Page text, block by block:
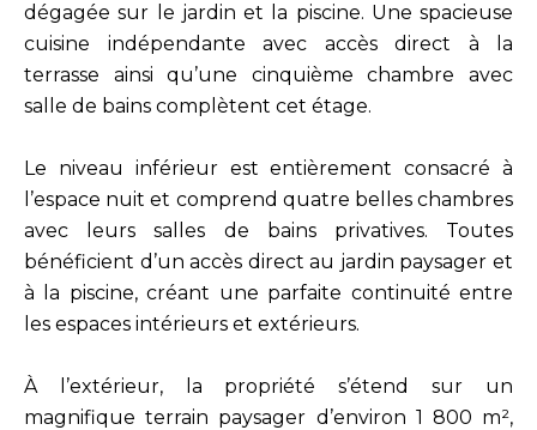
dégagée sur le jardin et la piscine. Une spacieuse
cuisine indépendante avec accès direct à la
terrasse ainsi qu’une cinquième chambre avec
salle de bains complètent cet étage.
Le niveau inférieur est entièrement consacré à
l’espace nuit et comprend quatre belles chambres
avec leurs salles de bains privatives. Toutes
bénéficient d’un accès direct au jardin paysager et
à la piscine, créant une parfaite continuité entre
les espaces intérieurs et extérieurs.
À l’extérieur, la propriété s’étend sur un
magnifique terrain paysager d’environ 1 800 m²,